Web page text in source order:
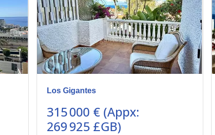
Los Gigantes
315 000 € (Appx:
269 925 £GB)